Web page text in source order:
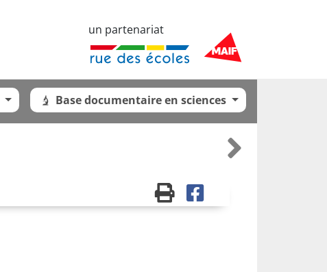
un partenariat
Base documentaire en sciences